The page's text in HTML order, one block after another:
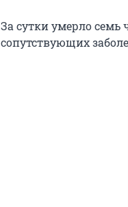
За сутки умерло семь
сопутствующих